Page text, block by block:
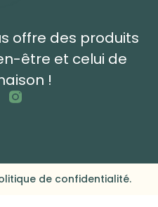
offre des produits
être et celui de
!
de confidentialité.